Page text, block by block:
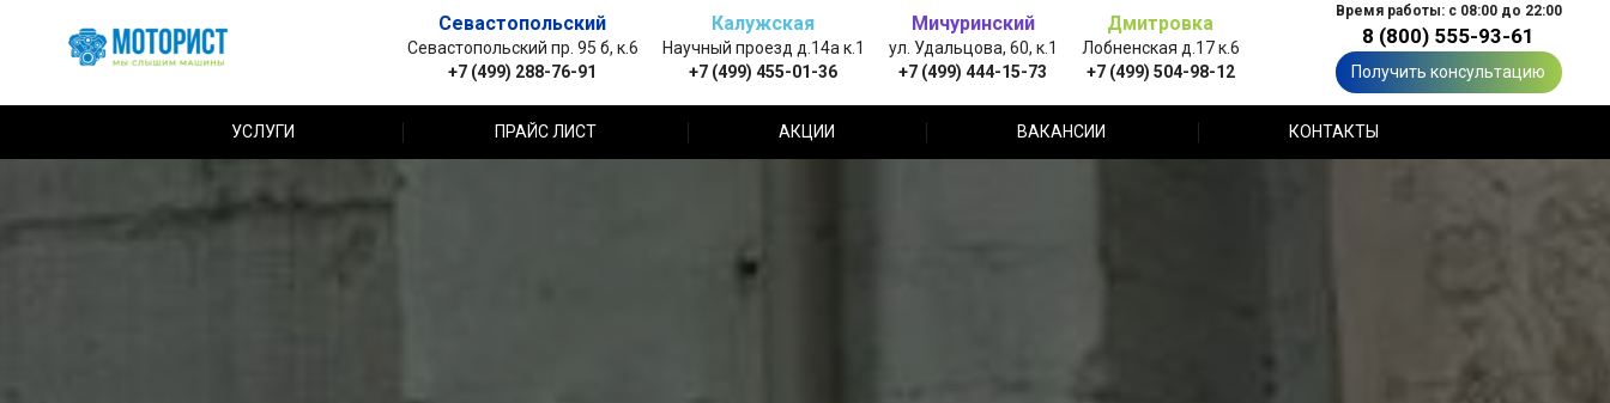
Севастопольский
Севастопольский пр. 95 б, к.6
+7 (499) 288-76-91
Калужская
Научный проезд д.14а к.1
+7 (499) 455-01-36
Мичуринский
ул. Удальцова, 60, к.1
+7 (499) 444-15-73
Дмитровка
Лобненская д.17 к.6
+7 (499) 504-98-12
Время работы: с 08:00 до 22:00
8 (800) 555-93-61
Получить консультацию
УСЛУГИ ПРАЙС ЛИСТ АКЦИИ ВАКАНСИИ КОНТАКТЫ